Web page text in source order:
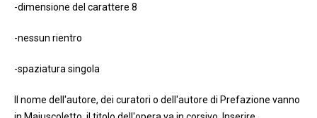
-dimensione del carattere 8
-nessun rientro
-spaziatura singola
Il nome dell'autore, dei curatori o dell'autore di Prefazione vanno